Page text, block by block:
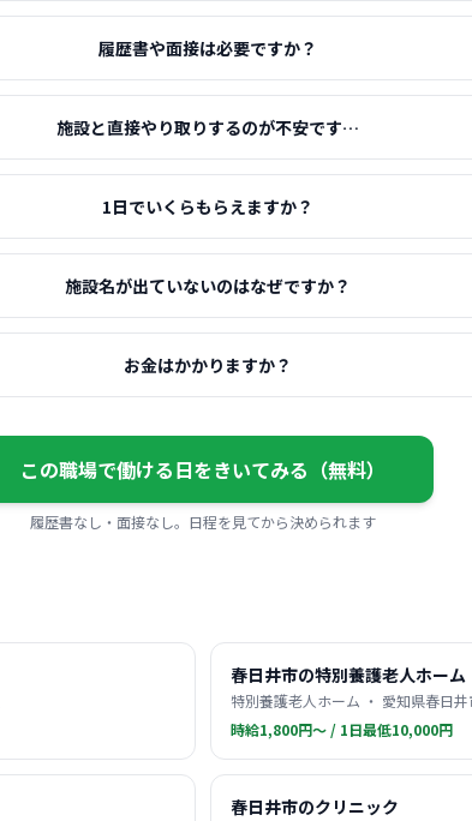
履歴書や面接は必要ですか？
施設と直接やり取りするのが不安です…
1日でいくらもらえますか？
施設名が出ていないのはなぜですか？
お金はかかりますか？
この職場で働ける日をきいてみる（無料）
履歴書なし・面接なし。日程を見てから決められます
春日井市の特別養護老人ホーム
特別養護老人ホーム ・ 愛知県春日井
時給1,800円〜 / 1日最低10,000円
春日井市のクリニック